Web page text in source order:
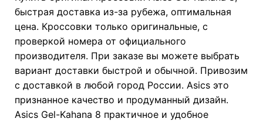
быстрая доставка из-за рубежа, оптимальная
цена. Кроссовки только оригинальные, с
проверкой номера от официального
производителя. При заказе вы можете выбрать
вариант доставки быстрой и обычной. Привозим
с доставкой в любой город России. Asics это
признанное качество и продуманный дизайн.
Asics Gel-Kahana 8 практичное и удобное